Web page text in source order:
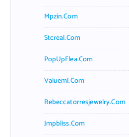
Mpzin.com
Stcreal.com
PopUpFlea.com
Valueml.com
Rebeccatorresjewelry.com
Jmpbliss.com